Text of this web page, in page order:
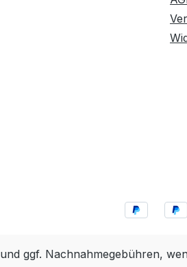
und ggf. Nachnahmegebühren,